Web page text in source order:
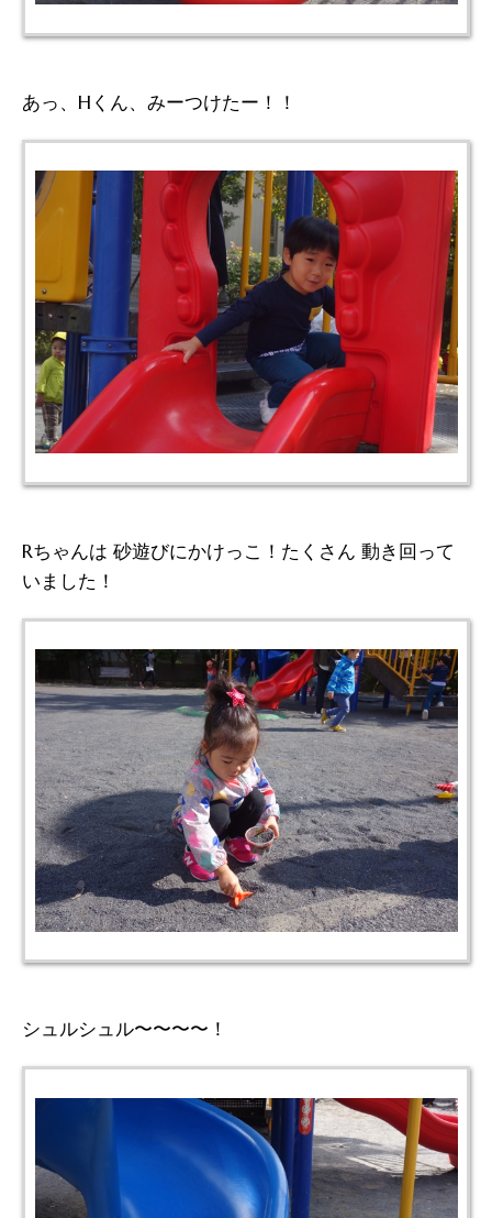
あっ、Hくん、みーつけたー！！
Rちゃんは 砂遊びにかけっこ！たくさん 動き回って
いました！
シュルシュル〜〜〜〜！